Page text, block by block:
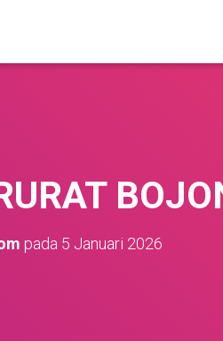
pada 5 Januari 2026